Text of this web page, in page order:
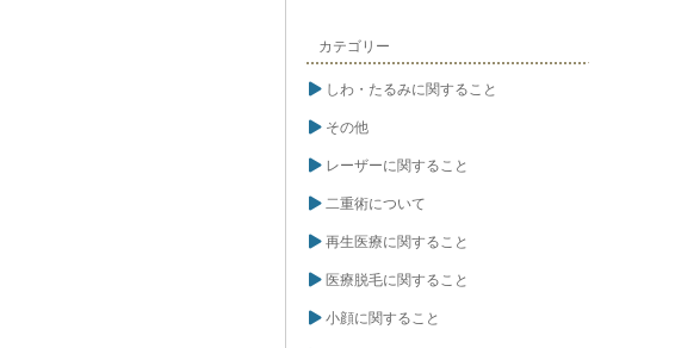
カテゴリー
しわ・たるみに関すること
その他
レーザーに関すること
二重術について
再生医療に関すること
医療脱毛に関すること
小顔に関すること